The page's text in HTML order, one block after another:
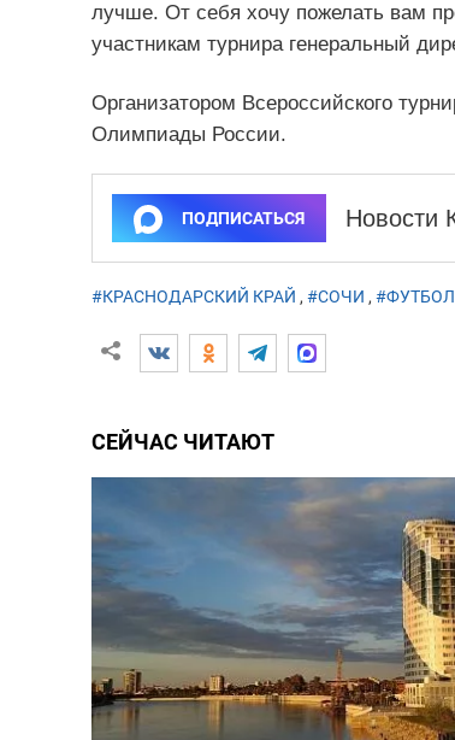
лучше. От себя хочу пожелать вам
участникам турнира генеральный
Организатором Всероссийского
Олимпиады России.
ПОДПИСАТЬСЯ Новости
#КРАСНОДАРСКИЙ КРАЙ , #СОЧИ , #ФУТБОЛ
СЕЙЧАС ЧИТАЮТ